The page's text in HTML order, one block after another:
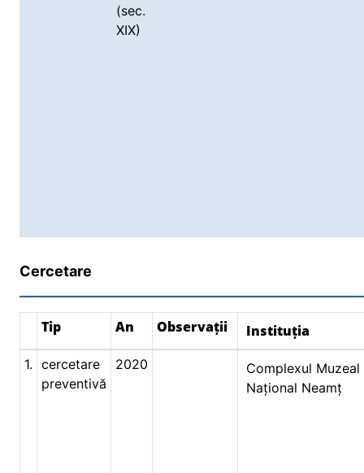
(sec.
XIX)
Cercetare
Tip An Observații Instituția
1. cercetare
preventivă
2020
Complexul Muzeal
Național Neamț